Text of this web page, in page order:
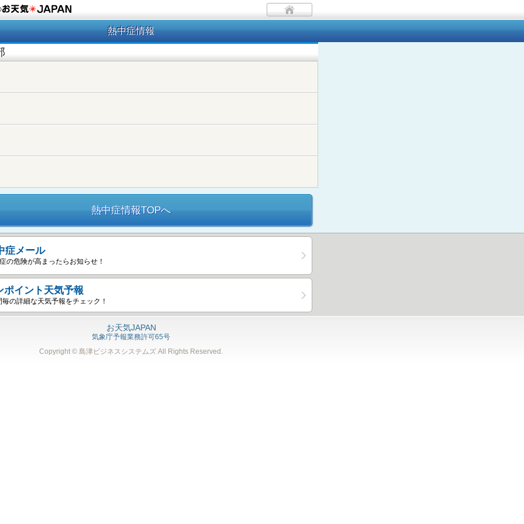
熱中症情報
熱中症情報TOPへ
症メール
の危険が高まったらお知らせ！
ポイント天気予報
毎の詳細な天気予報をチェック！
お天気JAPAN
気象庁予報業務許可65号
Copyright © 島津ビジネスシステムズ All Rights Reserved.